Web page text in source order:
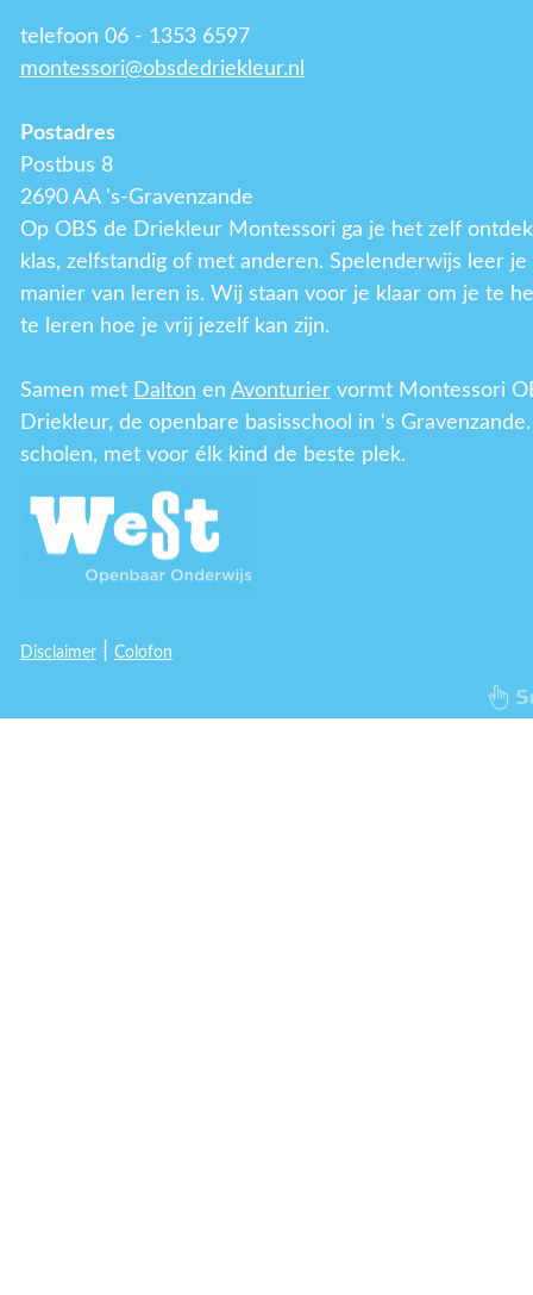
telefoon 06 - 1353 6597
montessori@obsdedriekleur.nl
Postadres
Postbus 8
2690 AA 's-Gravenzande
Op OBS de Driekleur Montessori ga je het zelf
klas, zelfstandig of met anderen. Spelenderwijs leer
manier van leren is. Wij staan voor je klaar om je te
te leren hoe je vrij jezelf kan zijn.
Samen met Dalton en Avonturiervormt Montessori
Driekleur, de openbare basisschool in 's
scholen, met voor élk kind de beste plek.
Disclaimer| Colofon